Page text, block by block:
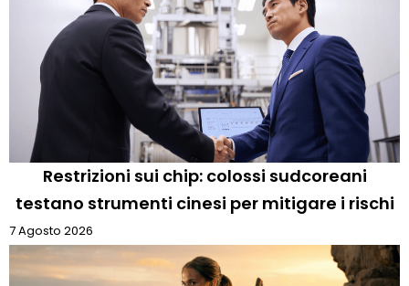
Restrizioni sui chip: colossi sudcoreani
testano strumenti cinesi per mitigare i rischi
7 Agosto 2026